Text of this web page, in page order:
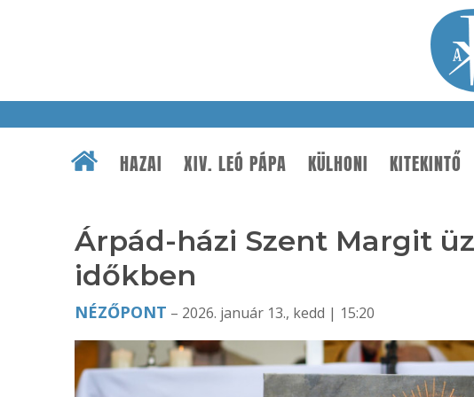
HAZAI XIV. LEÓ PÁPA KÜLHONI KITEKINTŐ
Árpád-házi Szent Margit
időkben
NÉZŐPONT – 2026. január 13., kedd | 15:20